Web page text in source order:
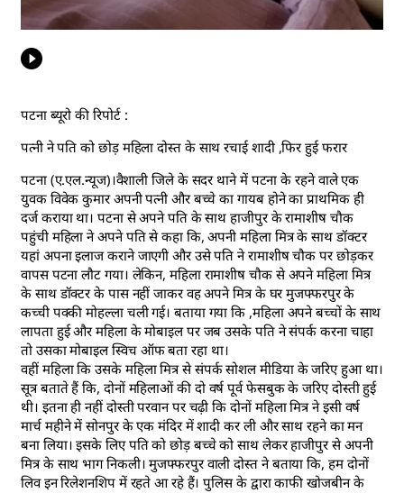
पटना ब्यूरो की रिपोर्ट :
पत्नी ने पति को छोड़ महिला दोस्त के साथ रचाई शादी ,फिर हुई फरार
पटना (ए.एल.न्यूज)।वैशाली जिले के सदर थाने में पटना के रहने वाले एक
युवक विवेक कुमार अपनी पत्नी और बच्चे का गायब होने का प्राथमिक ही
दर्ज कराया था। पटना से अपने पति के साथ हाजीपुर के रामाशीष चौक
पहुंची महिला ने अपने पति से कहा कि, अपनी महिला मित्र के साथ डॉक्टर
यहां अपना इलाज कराने जाएगी और उसे पति ने रामाशीष चौक पर छोड़कर
वापस पटना लौट गया। लेकिन, महिला रामाशीष चौक से अपने महिला मित्र
के साथ डॉक्टर के पास नहीं जाकर वह अपने मित्र के घर मुजफ्फरपुर के
कच्ची पक्की मोहल्ला चली गई। बताया गया कि ,महिला अपने बच्चों के साथ
लापता हुई और महिला के मोबाइल पर जब उसके पति ने संपर्क करना चाहा
तो उसका मोबाइल स्विच ऑफ बता रहा था।
वहीं महिला कि उसके महिला मित्र से संपर्क सोशल मीडिया के जरिए हुआ था।
सूत्र बताते हैं कि, दोनों महिलाओं की दो वर्ष पूर्व फेसबुक के जरिए दोस्ती हुई
थी। इतना ही नहीं दोस्ती परवान पर चढ़ी कि दोनों महिला मित्र ने इसी वर्ष
मार्च महीने में सोनपुर के एक मंदिर में शादी कर ली और साथ रहने का मन
बना लिया। इसके लिए पति को छोड़ बच्चे को साथ लेकर हाजीपुर से अपनी
मित्र के साथ भाग निकली। मुजफ्फरपुर वाली दोस्त ने बताया कि, हम दोनों
लिव इन रिलेशनशिप में रहते आ रहे हैं। पुलिस के द्वारा काफी खोजबीन के